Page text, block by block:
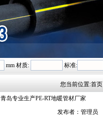
mm 材质: 标准:
您当前位置:首页
青岛专业生产PE-RT地暖管材厂家
发布者：管理员